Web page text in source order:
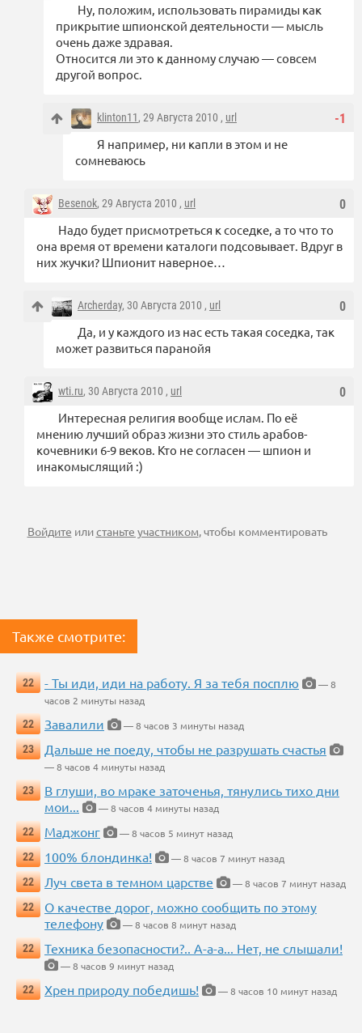
Ну, положим, использовать пирамиды как
прикрытие шпионской деятельности — мысль
очень даже здравая.
Относится ли это к данному случаю — совсем
другой вопрос.
-1
klinton11, 29 Августа 2010 , url
Я например, ни капли в этом и не
сомневаюсь
0
Besenok, 29 Августа 2010 , url
Надо будет присмотреться к соседке, а то что то
она время от времени каталоги подсовывает. Вдруг в
них жучки? Шпионит наверное…
0
Archerday, 30 Августа 2010 , url
Да, и у каждого из нас есть такая соседка, так
может развиться паранойя
0
wti.ru, 30 Августа 2010 , url
Интересная религия вообще ислам. По её
мнению лучший образ жизни это стиль арабов-
кочевники 6-9 веков. Кто не согласен — шпион и
инакомыслящий :)
Войдите илистаньте участником, чтобы комментировать
Также смотрите:
22 - Ты иди, иди на работу. Я за тебя посплю
— 8
часов 2 минуты назад
22
Завалили
— 8 часов 3 минуты назад
23
Дальше не поеду, чтобы не разрушать счастья
— 8 часов 4 минуты назад
23
В глуши, во мраке заточенья, тянулись тихо дни
мои...
— 8 часов 4 минуты назад
22
Маджонг
— 8 часов 5 минут назад
22
100% блондинка!
— 8 часов 7 минут назад
22
Луч света в темном царстве
— 8 часов 7 минут назад
22
О качестве дорог, можно сообщить по этому
телефону
— 8 часов 8 минут назад
22
Техника безопасности?.. А-а-а... Нет, не слышали!
— 8 часов 9 минут назад
22
Хрен природу победишь! — 8 часов 10 минут назад